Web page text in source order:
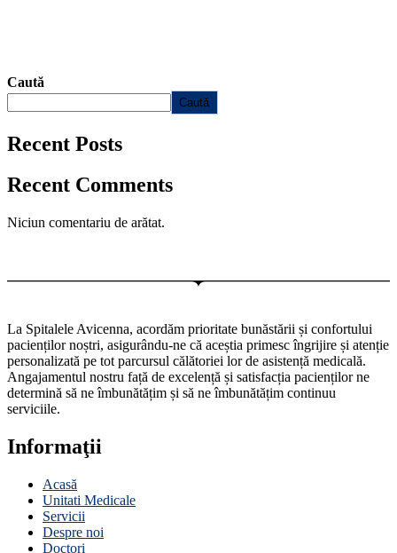
Caută
Caută
Recent Posts
Recent Comments
Niciun comentariu de arătat.
La Spitalele Avicenna, acordăm prioritate bunăstării și confortului
pacienților noștri, asigurându-ne că aceștia primesc îngrijire și atenție
personalizată pe tot parcursul călătoriei lor de asistență medicală.
Angajamentul nostru față de excelență și satisfacția pacienților ne
determină să ne îmbunătățim și să ne îmbunătățim continuu
serviciile.
Informaţii
Acasă
Unitati Medicale
Servicii
Despre noi
Doctori